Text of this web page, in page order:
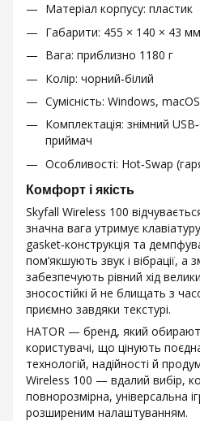
Матеріал корпусу: пластик
Габарити: 455 × 140 × 43 мм
Вага: приблизно 1180 г
Колір: чорний‑білий
Сумісність: Windows,
Комплектація: знімний
приймач
Особливості: Hot‑Swap
Комфорт і якість
Skyfall Wireless 100
значна вага утримує
gasket‑конструкція та
пом’якшують звук і вібрації, а
забезпечують рівний хід
зносостійкі й не блищать з
приємно завдяки текстурі.
HATOR — бренд, який
користувачі, що цінують
технологій, надійності й
Wireless 100 — вдалий вибір,
повнорозмірна, універсальна
розширеним налаштуванням.